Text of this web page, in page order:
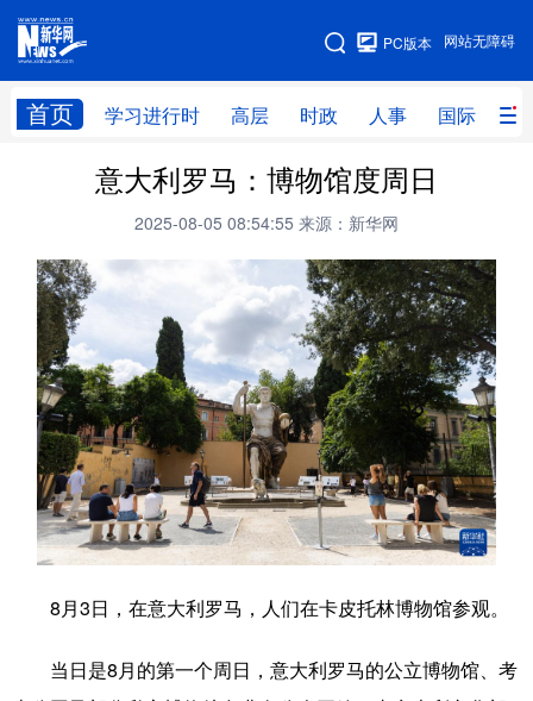
网站无障碍
PC版本
首页 学习进行时 高层 时政 人事 国际 财
网站地图
学习进行时 高层 时政
财经 网评
台湾 全球连线 教育
科技 科创 量子 体育
文化 书画 健康 军事
访谈 视频 图片 政务
法律 中央文件 金融 汽车
食品 人居 信息化 数字经济
彩票 娱乐 时尚 悦读
意大利罗马：博物馆度周日
2025-08-05 08:54:55 来源：新华网
8月3日，在意大利罗马，人们在卡皮托林博物馆参观。
当日是8月的第一个周日，意大利罗马的公立博物馆、考